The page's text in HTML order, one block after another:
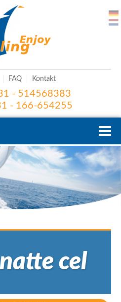
FAQ Kontakt
- 514568383
- 166-654255
cel